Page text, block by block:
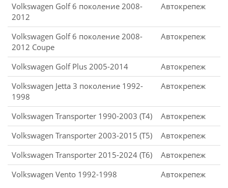
Volkswagen Golf 6 поколение 2008-
2012
Автокрепеж
Volkswagen Golf 6 поколение 2008-
2012 Coupe
Автокрепеж
Volkswagen Golf Plus 2005-2014
Автокрепеж
Volkswagen Jetta 3 поколение 1992-
1998
Автокрепеж
Volkswagen Transporter 1990-2003 (T4)
Автокрепеж
Volkswagen Transporter 2003-2015 (T5)
Автокрепеж
Volkswagen Transporter 2015-2024 (T6)
Автокрепеж
Volkswagen Vento 1992-1998
Автокрепеж